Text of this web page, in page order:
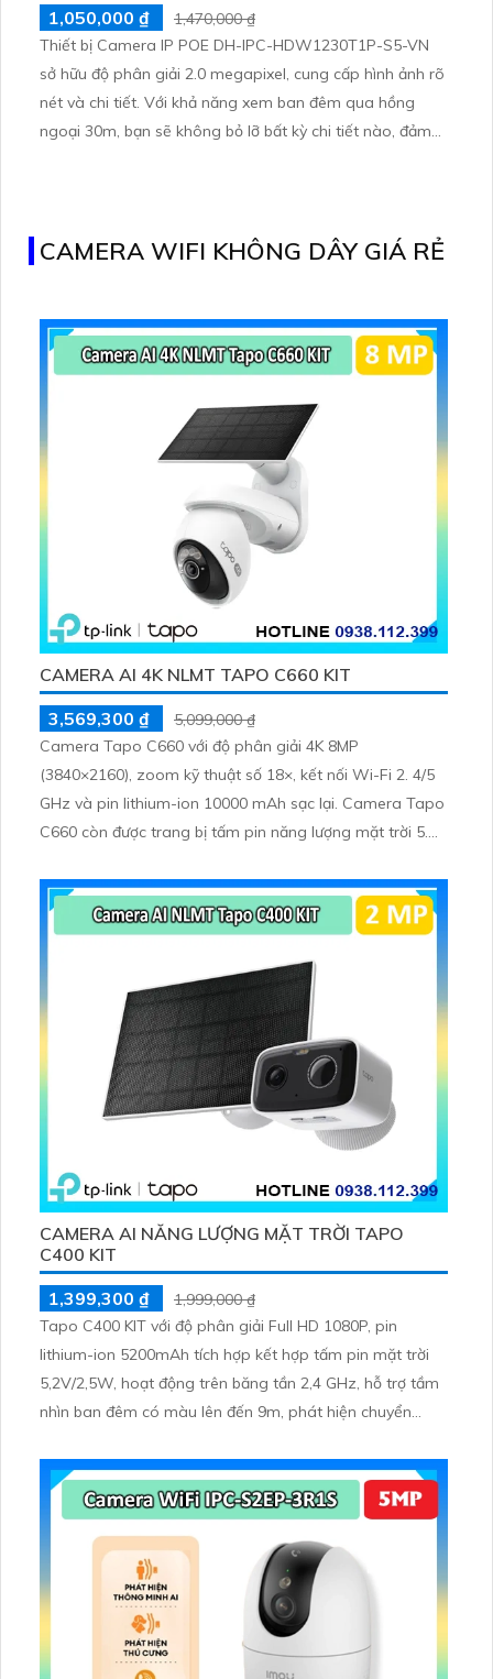
1,050,000 ₫
1,470,000 ₫
Thiết bị Camera IP POE DH-IPC-HDW1230T1P-S5-VN
sở hữu độ phân giải 2.0 megapixel, cung cấp hình ảnh rõ
nét và chi tiết. Với khả năng xem ban đêm qua hồng
ngoại 30m, bạn sẽ không bỏ lỡ bất kỳ chi tiết nào, đảm
CAMERA WIFI KHÔNG DÂY GIÁ RẺ
CAMERA AI 4K NLMT TAPO C660 KIT
3,569,300 ₫
5,099,000 ₫
Camera Tapo C660 với độ phân giải 4K 8MP
(3840×2160), zoom kỹ thuật số 18×, kết nối Wi-Fi 2. 4/5
GHz và pin lithium-ion 10000 mAh sạc lại. Camera Tapo
C660 còn được trang bị tấm pin năng lượng mặt trời 5.
tiện, lưu trữ thẻ microSD tối đa 512 GB
CAMERA AI NĂNG LƯỢNG MẶT TRỜI TAPO
C400 KIT
1,399,300 ₫
1,999,000 ₫
Tapo C400 KIT với độ phân giải Full HD 1080P, pin
lithium-ion 5200mAh tích hợp kết hợp tấm pin mặt trời
5,2V/2,5W, hoạt động trên băng tần 2,4 GHz, hỗ trợ tầm
nhìn ban đêm có màu lên đến 9m, phát hiện chuyển
thẻ microSD lên đến 512GB